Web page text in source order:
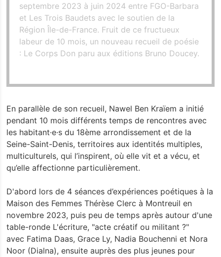
septembre 2023 à juin 2024 entre FGO-Barbara
et Les Trois Baudets avec le soutien de la
Région Île-de-France. Fruit de ce fructueux
labeur de 10 mois, un nouveau recueil de poésie
: Le Corps Don paru aux éditions Bruno Doucey.
En parallèle de son recueil, Nawel Ben Kraïem a initié
pendant 10 mois différents temps de rencontres avec
les habitant·e·s du 18ème arrondissement et de la
Seine-Saint-Denis, territoires aux identités multiples,
multiculturels, qui l’inspirent, où elle vit et a vécu, et
qu’elle affectionne particulièrement.
D'abord lors de 4 séances d’expériences poétiques à la
Maison des Femmes Thérèse Clerc à Montreuil en
novembre 2023, puis peu de temps après autour d'une
table-ronde L'écriture, "acte créatif ou militant ?"
avec Fatima Daas, Grace Ly, Nadia Bouchenni et Nora
Noor (Dialna), ensuite auprès des plus jeunes pour